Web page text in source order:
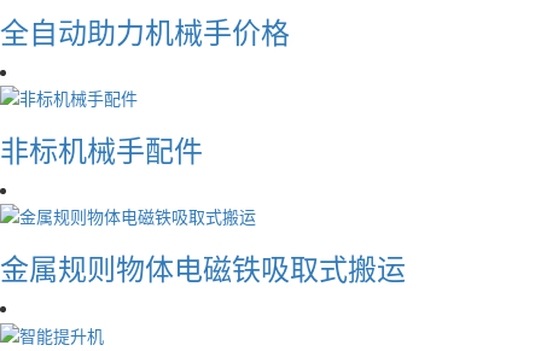
全自动助力机械手价格
非标机械手配件
金属规则物体电磁铁吸取式搬运